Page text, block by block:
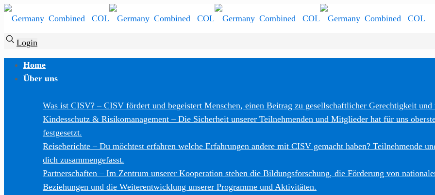
Login
Home
Über uns
Was ist CISV? – CISV fördert und begeistert Menschen, einen Beitrag zu gesellschaftlicher Gerechtigkeit
Kindesschutz & Risikomanagement – Die Sicherheit unserer Teilnehmenden und Mitglieder hat für uns
festgesetzt.
Reiseberichte – Du möchtest erfahren welche Erfahrungen andere mit CISV gemacht haben? Teilnehmende
dich zusammengefasst.
Partnerschaften – Im Zentrum unserer Kooperation stehen die Bildungsforschung, die Förderung von
Beziehungen und die Weiterentwicklung unserer Programme und Aktivitäten.